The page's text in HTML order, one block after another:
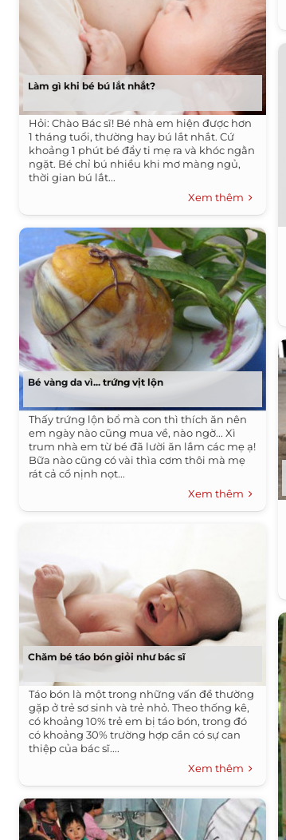
Làm gì khi bé bú lắt nhắt?
Hỏi: Chào Bác sĩ! Bé nhà em hiện được hơn
1 tháng tuổi, thường hay bú lắt nhắt. Cứ
khoảng 1 phút bé đẩy ti mẹ ra và khóc ngằn
ngặt. Bé chỉ bú nhiều khi mơ màng ngủ,
thời gian bú lắt...
Xem thêm
Bé vàng da vì... trứng vịt lộn
Thấy trứng lộn bổ mà con thì thích ăn nên
em ngày nào cũng mua về, nào ngờ... Xì
trum nhà em từ bé đã lười ăn lắm các mẹ ạ!
Bữa nào cũng có vài thìa cơm thôi mà mẹ
rát cả cổ nịnh nọt...
Xem thêm
Chăm bé táo bón giỏi như bác sĩ
Táo bón là một trong những vấn đề thường
gặp ở trẻ sơ sinh và trẻ nhỏ. Theo thống kê,
có khoảng 10% trẻ em bị táo bón, trong đó
có khoảng 30% trường hợp cần có sự can
thiệp của bác sĩ....
Xem thêm